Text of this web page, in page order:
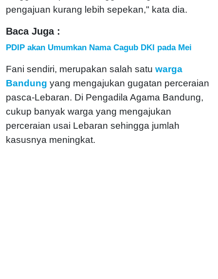
pengajuan kurang lebih sepekan," kata dia.
Baca Juga :
PDIP akan Umumkan Nama Cagub DKI pada Mei
Fani sendiri, merupakan salah satu warga
Bandung yang mengajukan gugatan perceraian
pasca-Lebaran. Di Pengadila Agama Bandung,
cukup banyak warga yang mengajukan
perceraian usai Lebaran sehingga jumlah
kasusnya meningkat.